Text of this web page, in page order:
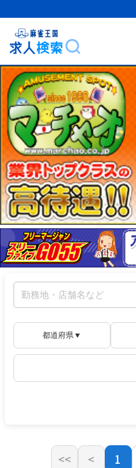
都道府県▼
<< < 1